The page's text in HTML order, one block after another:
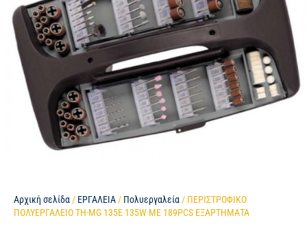
Αρχική σελίδα / ΕΡΓΑΛΕΙΑ / Πολυεργαλεία / ΠΕΡΙΣΤΡΟΦΙΚΟ
ΠΟΛΥΕΡΓΑΛΕΙΟ TH-MG 135E 135W ΜΕ 189PCS ΕΞΑΡΤΗΜΑΤΑ